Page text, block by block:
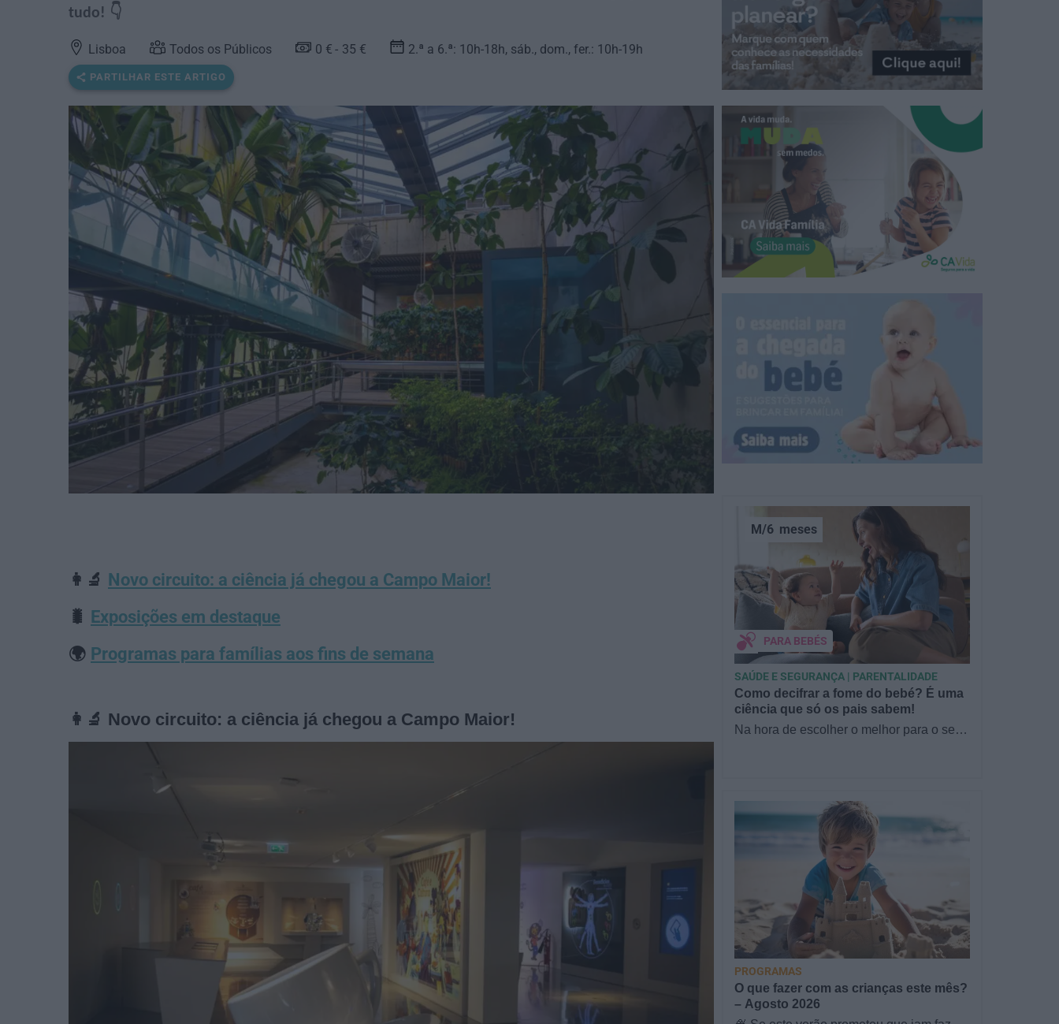
tudo! 👇
Lisboa Todos os Públicos 0 € 35 € 2.ª a 6.ª: 10h-18h, sáb., dom., fer.: 10h-19h
PARTILHAR ESTE ARTIGO
👩‍🔬 Novo circuito: a ciência já chegou a Campo Maior!
🐛 Exposições em destaque
🌍 Programas para famílias aos fins de semana
👩‍🔬 Novo circuito: a ciência já chegou a Campo Maior!
Como decifrar a fome do bebé? É uma
ciência que só os pais sabem!
Na hora de escolher o melhor para o seu
M/6 meses
PARA BEBÉS
SAÚDE E SEGURANÇA | PARENTALIDADE
O que fazer com as crianças este mês?
– Agosto 2026
PROGRAMAS